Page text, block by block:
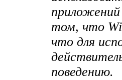
том, что
что для
поведению.